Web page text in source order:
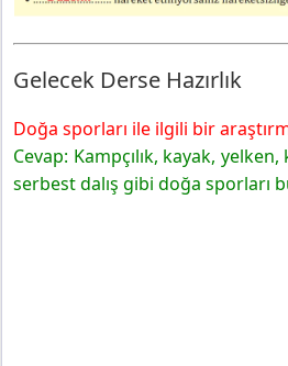
Gelecek Derse Hazırlık
Doğa sporları ile ilgili bir
Cevap: Kampçılık, kayak, yelken,
serbest dalış gibi doğa sporları